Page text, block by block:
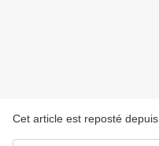
Cet article est reposté depuis